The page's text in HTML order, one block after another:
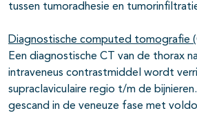
tussen tumoradhesie en
Diagnostische computed tomografie
Een diagnostische CT van de thorax
intraveneus contrastmiddel wordt
supraclaviculaire regio t/m de
gescand in de veneuze fase met